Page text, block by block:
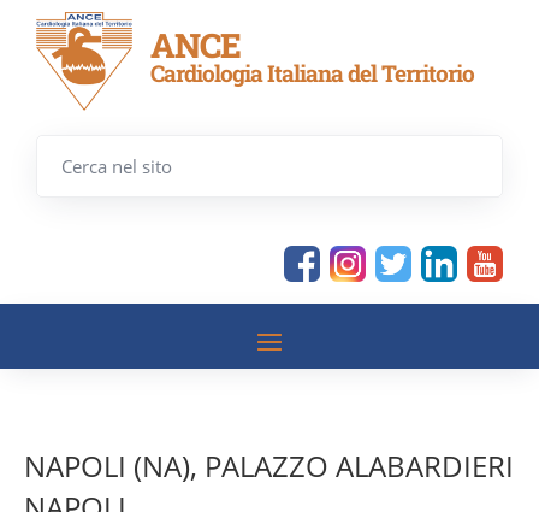
ANCE
Cardiologia Italiana del Territorio
NAPOLI (NA), PALAZZO ALABARDIERI